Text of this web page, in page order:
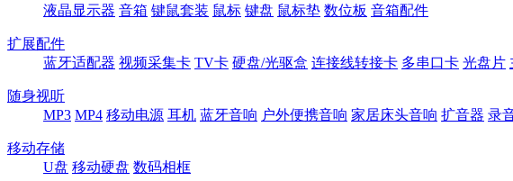
液晶显示器 音箱 键鼠套装 鼠标 键盘 鼠标垫 数位板 音箱配件
扩展配件
蓝牙适配器 视频采集卡 TV卡 硬盘/光驱盒 连接线转接卡 多串口卡 光盘片
随身视听
MP3 MP4 移动电源 耳机 蓝牙音响 户外便携音响 家居床头音响 扩音器 录
移动存储
U盘 移动硬盘 数码相框